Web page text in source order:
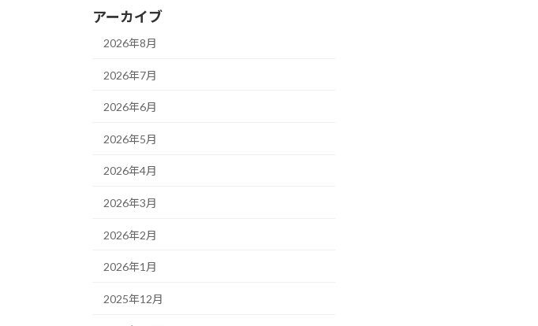
アーカイブ
2026年8月
2026年7月
2026年6月
2026年5月
2026年4月
2026年3月
2026年2月
2026年1月
2025年12月